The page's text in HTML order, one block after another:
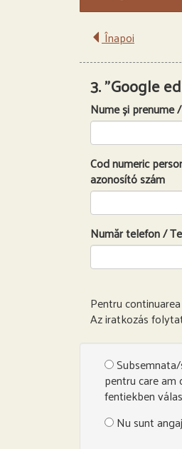
Înapoi
3. "Google
Nume și prenume
Cod numeric
azonosító szám
Număr telefon /
Pentru
Az iratkozás
pentru care
fentiekben
Nu sunt